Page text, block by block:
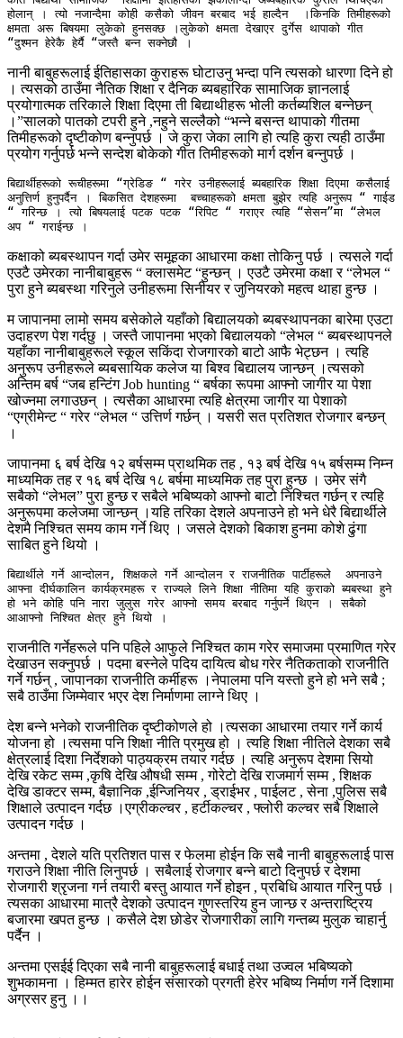
होलान् । त्यो नजान्दैमा कोही कसैको जीवन बरबाद भई हाल्दैन  ।किनकि तिमीहरूको
क्षमता अरू बिषयमा लुकेको हुनसक्छ ।लुकेको क्षमता देखाएर दुर्गेस थापाको गीत
“दुश्मन हेरेकै हेर्यै “जस्तै बन्न सक्नेछौ ।
नानी बाबुहरूलाई ईतिहासका कुराहरू घोटाउनु भन्दा पनि त्यसको धारणा दिने हो
। त्यसको ठाउँमा नैतिक शिक्षा र दैनिक ब्यबहारिक सामाजिक ज्ञानलाई
प्रयोगात्मक तरिकाले शिक्षा दिएमा ती बिद्याथीहरू भोली कर्तब्यशिल बन्नेछन्
।”सालको पातको टपरी हुने ,नहुने सल्लैको “भन्ने बसन्त थापाको गीतमा
तिमीहरूको दृष्टीकोण बन्नुपर्छ । जे कुरा जेका लागि हो त्यहि कुरा त्यही ठाउँमा
प्रयोग गर्नुपर्छ भन्ने सन्देश बोकेको गीत तिमीहरूको मार्ग दर्शन बन्नुपर्छ ।
बिद्यार्थीहरूको रूचीहरूमा “ग्रेडिङ “ गरेर उनीहरूलाई ब्यबहारिक शिक्षा दिएमा कसैलाई
अनुत्तिर्ण हुनुपर्दैन । बिकसित देशहरूमा  बच्चाहरूको क्षमता बुझेर त्यहि अनुरूप “ गाईड
“ गरिन्छ । त्यो बिषयलाई पटक पटक “रिपिट “ गराएर त्यहि “सेसन”मा “लेभल
अप “ गराईन्छ ।
कक्षाको ब्यबस्थापन गर्दा उमेर समूहका आधारमा कक्षा तोकिनु पर्छ । त्यसले गर्दा
एउटै उमेरका नानीबाबुहरू “ क्लासमेट “हुन्छन् । एउटै उमेरमा कक्षा र “लेभल “
पुरा हुने ब्यबस्था गरिनुले उनीहरूमा सिनीयर र जुनियरको महत्व थाहा हुन्छ ।
म जापानमा लामो समय बसेकोले यहाँको बिद्यालयको ब्यबस्थापनका बारेमा एउटा
उदाहरण पेश गर्दछु । जस्तै जापानमा भएको बिद्यालयको “लेभल “ ब्यबस्थापनले
यहाँका नानीबाबुहरूले स्कूल सकिंदा रोजगारको बाटो आफै भेट्छन । त्यहि
अनुरूप उनीहरूले ब्यबसायिक कलेज या बिश्व बिद्यालय जान्छन् ।त्यसको
अन्तिम बर्ष “जब हन्टिंग Job hunting “ बर्षका रूपमा आफ्नो जागीर या पेशा
खोज्नमा लगाउछन् । त्यसैका आधारमा त्यहि क्षेत्रमा जागीर या पेशाको
“एग्रीमेन्ट “ गरेर “लेभल “ उत्तिर्ण गर्छन् । यसरी सत प्रतिशत रोजगार बन्छन्
।
जापानमा ६ बर्ष देखि १२ बर्षसम्म प्राथमिक तह , १३ बर्ष देखि १५ बर्षसम्म निम्न
माध्यमिक तह र १६ बर्ष देखि १८ बर्षमा माध्यमिक तह पुरा हुन्छ । उमेर संगै
सबैको “लेभल” पुरा हुन्छ र सबैले भबिष्यको आफ्नो बाटो निश्चित गर्छन् र त्यहि
अनुरूपमा कलेजमा जान्छन् ।यहि तरिका देशले अपनाउने हो भने धेरै बिद्यार्थीले
देशमै निश्चित समय काम गर्ने थिए । जसले देशको बिकाश हुनमा कोशे ढुंगा
साबित हुने थियो ।
बिद्यार्थीले गर्ने आन्दोलन, शिक्षकले गर्ने आन्दोलन र राजनीतिक पार्टीहरूले  अपनाउने
आफ्ना दीर्घकालिन कार्यक्रमहरू र राज्यले लिने शिक्षा नीतिमा यहि कुराको ब्यबस्था हुने
हो भने कोहि पनि नारा जुलुस गरेर आफ्नो समय बरबाद गर्नुपर्ने थिएन । सबैको
आआफ्नो निश्चित क्षेत्र हुने थियो ।
राजनीति गर्नेहरूले पनि पहिले आफुले निश्चित काम गरेर समाजमा प्रमाणित गरेर
देखाउन सक्नुपर्छ । पदमा बस्नेले पदिय दायित्व बोध गरेर नैतिकताको राजनीति
गर्ने गर्छन् , जापानका राजनीति कर्मीहरू ।नेपालमा पनि यस्तो हुने हो भने सबै ;
सबै ठाउँमा जिम्मेवार भएर देश निर्माणमा लाग्ने थिए ।
देश बन्ने भनेको राजनीतिक दृष्टीकोणले हो ।त्यसका आधारमा तयार गर्ने कार्य
योजना हो ।त्यसमा पनि शिक्षा नीति प्रमुख हो । त्यहि शिक्षा नीतिले देशका सबै
क्षेत्रलाई दिशा निर्देशको पाठ्यक्रम तयार गर्दछ । त्यहि अनुरूप देशमा सियो
देखि रकेट सम्म ,कृषि देखि औषधी सम्म , गोरेटो देखि राजमार्ग सम्म , शिक्षक
देखि डाक्टर सम्म, बैज्ञानिक ,ईन्जिनियर , ड्राईभर , पाईलट , सेना ,पुलिस सबै
शिक्षाले उत्पादन गर्दछ ।एग्रीकल्चर , हर्टीकल्चर , फ्लोरी कल्चर सबै शिक्षाले
उत्पादन गर्दछ ।
अन्तमा , देशले यति प्रतिशत पास र फेलमा होईन कि सबै नानी बाबुहरूलाई पास
गराउने शिक्षा नीति लिनुपर्छ । सबैलाई रोजगार बन्ने बाटो दिनुपर्छ र देशमा
रोजगारी श्रृजना गर्न तयारी बस्तु आयात गर्ने होइन , प्रबिधि आयात गरिनु पर्छ ।
त्यसका आधारमा मात्रै देशको उत्पादन गुणस्तरिय हुन जान्छ र अन्तराष्ट्रिय
बजारमा खपत हुन्छ । कसैले देश छोडेर रोजगारीका लागि गन्तब्य मुलुक चाहार्नु
पर्दैन ।
अन्तमा एसईई दिएका सबै नानी बाबुहरूलाई बधाई तथा उज्वल भबिष्यको
शुभकामना । हिम्मत हारेर होईन संसारको प्रगती हेरेर भबिष्य निर्माण गर्ने दिशामा
अग्रसर हुनु ।।